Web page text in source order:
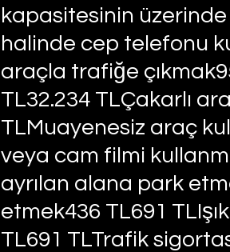
kapasitesinin
halinde cep telefonu
araçla trafiğe
TL32.234 TLÇakarlı
TLMuayenesiz araç
veya cam filmi
ayrılan alana park
etmek436 TL691
TL691 TLTrafik